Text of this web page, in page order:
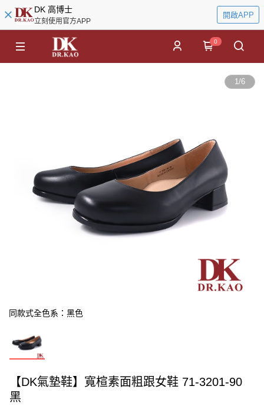
DK 高博士
立刻使用官方APP
開啟APP
0
1/6
同款式全色系：黑色
【DK氣墊鞋】寬楦素面粗跟女鞋 71-3201-90
黑